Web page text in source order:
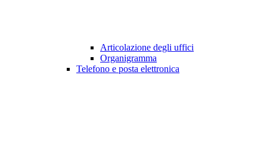
Articolazione degli uffici
Organigramma
Telefono e posta elettronica